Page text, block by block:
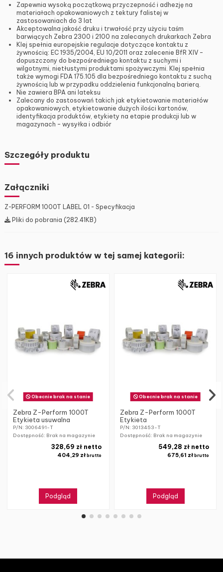
Zapewnia wysoką początkową przyczepność i adhezję na
materiałach opakowaniowych z tektury falistej w
zastosowaniach do 3 lat
Akceptowalna jakość druku i trwałość przy użyciu taśm
barwiących Zebra 2300 i 2100 na zalecanych drukarkach Zebra
Klej spełnia europejskie regulacje dotyczące kontaktu z
żywnością: EC 1935/2004, EU 10/2011 oraz zalecenie BfR XIV –
dopuszczony do bezpośredniego kontaktu z suchymi i
wilgotnymi, nietłustymi produktami spożywczymi. Klej spełnia
także wymogi FDA 175.105 dla bezpośredniego kontaktu z suchą
żywnością lub w przypadku oddzielenia funkcjonalną barierą.
Nie zawiera BPA ani lateksu
Zalecany do zastosowań takich jak etykietowanie materiałów
opakowaniowych, etykietowanie dużych ilości kartonów,
identyfikacja produktów, etykiety na etapie produkcji lub w
magazynach – wysyłka i odbiór
Szczegóły produktu
Załączniki
Z-PERFORM 1000T LABEL 01 - Specyfikacja
Pliki do pobrania (282.41KB)
16 innych produktów w tej samej kategorii:
Obecnie brak na stanie
Zebra Z-Perform 1000T
Etykieta usuwalna
P/N: 3006491-T
Dostępność: Brak na magazynie
404,29 złbrutto
328,69 zł netto
Podgląd
Obecnie brak na stanie
Zebra Z-Perform 1000T
Etykieta
P/N: 3013453-T
Dostępność: Brak na magazynie
675,61 zł brutto
549,28 zł netto
Podgląd